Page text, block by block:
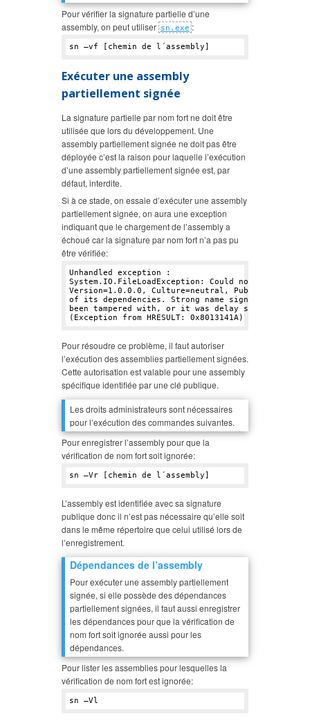
Pour vérifier la signature partielle d’une
assembly, on peut utiliser sn.exe :
Exécuter une assembly
partiellement signée
La signature partielle par nom fort ne doit être
utilisée que lors du développement. Une
assembly partiellement signée ne doit pas être
déployée c’est la raison pour laquelle l’exécution
d’une assembly partiellement signée est, par
défaut, interdite.
Si à ce stade, on essaie d’exécuter une assembly
partiellement signée, on aura une exception
indiquant que le chargement de l’assembly a
échoué car la signature par nom fort n’a pas pu
être vérifiée:
Unhandled exception :
System.IO.FileLoadException: Could not load file
Version=1.0 .0.0 , Culture=neutral, PublicKeyToken=
of its dependencies. Strong name signature could
been tampered with, or it was delay signed but
(Exception from HRESULT: 0
Pour résoudre ce problème, il faut autoriser
l’exécution des assemblies partiellement signées.
Cette autorisation est valable pour une assembly
spécifique identifiée par une clé publique.
Les droits administrateurs sont nécessaires
pour l’exécution des commandes suivantes.
Pour enregistrer l’assembly pour que la
vérification de nom fort soit ignorée:
L’assembly est identifiée avec sa signature
publique donc il n’est pas nécessaire qu’elle soit
dans le même répertoire que celui utilisé lors de
l’enregistrement.
Dépendances de l’assembly
Pour exécuter une assembly partiellement
signée, si elle possède des dépendances
partiellement signées, il faut aussi enregistrer
les dépendances pour que la vérification de
nom fort soit ignorée aussi pour les
dépendances.
Pour lister les assemblies pour lesquelles la
vérification de nom fort est ignorée: